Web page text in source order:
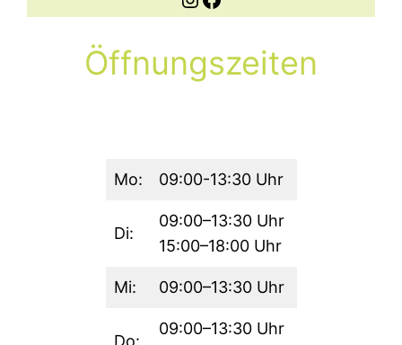
Öffnungszeiten
Mo: 09:00-13:30 Uhr
Di:
09:00–13:30 Uhr
15:00–18:00 Uhr
Mi: 09:00–13:30 Uhr
Do:
09:00–13:30 Uhr